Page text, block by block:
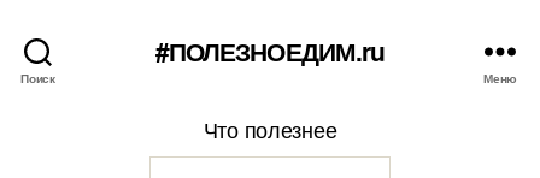
Поиск
#ПОЛЕЗНОЕДИМ.ru
Меню
Что полезнее